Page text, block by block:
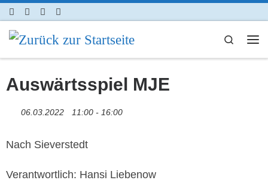
Zum Inhalt springen
Search
Auswärtsspiel MJE
06.03.2022 11:00 - 16:00
Nach Sieverstedt
Verantwortlich: Hansi Liebenow